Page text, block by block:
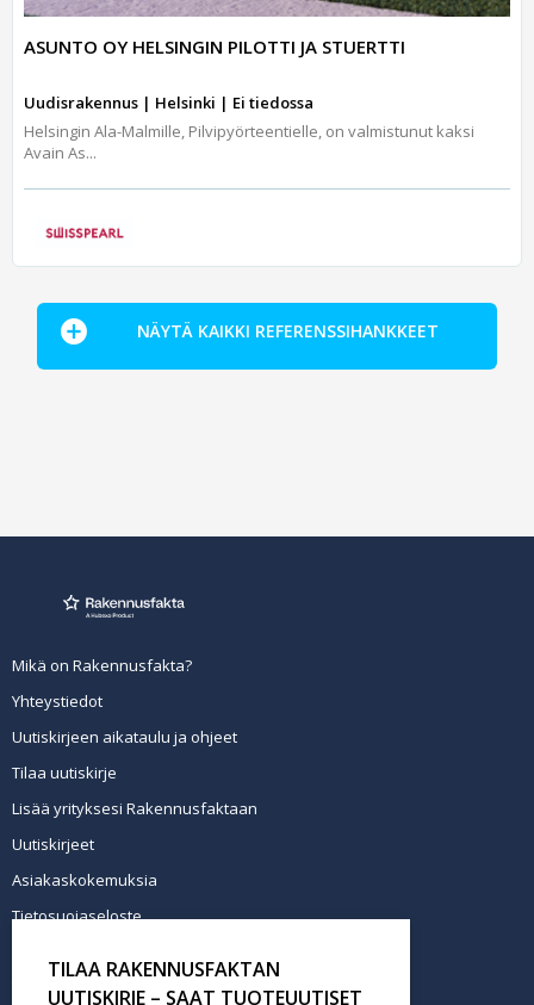
ASUNTO OY HELSINGIN PILOTTI JA STUERTTI
Uudisrakennus | Helsinki | Ei tiedossa
Helsingin Ala-Malmille, Pilvipyörteentielle, on valmistunut kaksi
Avain As...
NÄYTÄ KAIKKI REFERENSSIHANKKEET
Mikä on Rakennusfakta?
Yhteystiedot
Uutiskirjeen aikataulu ja ohjeet
Tilaa uutiskirje
Lisää yrityksesi Rakennusfaktaan
Uutiskirjeet
Asiakaskokemuksia
Tietosuojaseloste
Tilaa uutiskirje
TILAA RAKENNUSFAKTAN
UUTISKIRJE – SAAT TUOTEUUTISET